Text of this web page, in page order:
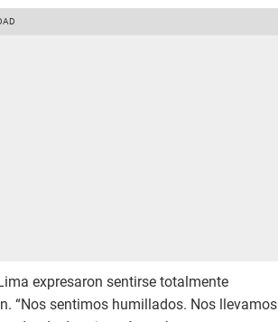
expresaron sentirse totalmente
“Nos sentimos humillados. Nos llevamos